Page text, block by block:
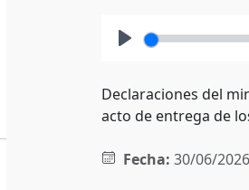
Declaraciones del
acto de entrega de
Fecha: 30/06/2026